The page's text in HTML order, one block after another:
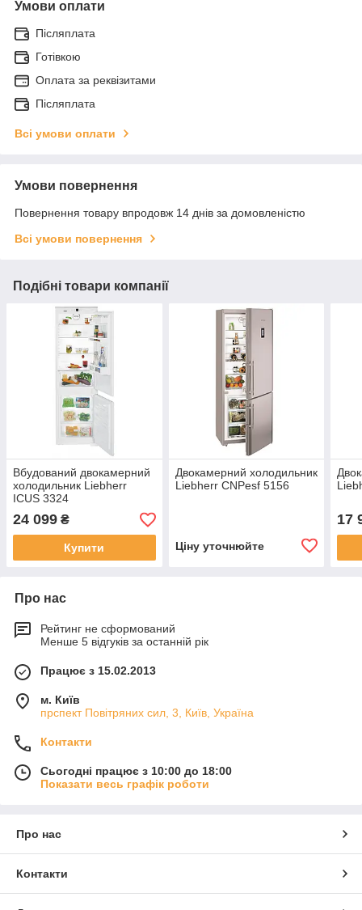
Умови оплати
Післяплата
Готівкою
Оплата за реквізитами
Післяплата
Всі умови оплати
Умови повернення
Повернення товару впродовж 14 днів за домовленістю
Всі умови повернення
Подібні товари компанії
Вбудований двокамерний
холодильник Liebherr
ICUS 3324
24 099 ₴
Купити
Двокамерний холодильник
Liebherr CNPesf 5156
Ціну уточнюйте
17
Про нас
Рейтинг не сформований
Менше 5 відгуків за останній рік
Працює з 15.02.2013
м. Київ
прспект Повітряних сил, 3, Київ, Україна
Контакти
Сьогодні працює з 10:00 до 18:00
Показати весь графік роботи
Про нас
Контакти